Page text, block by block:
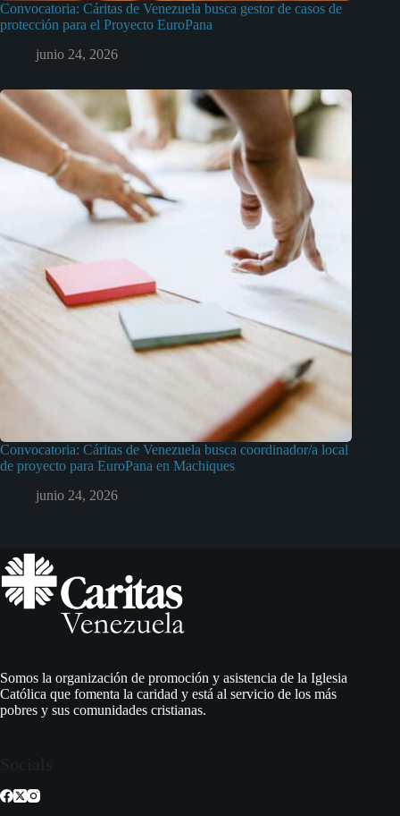
Convocatoria: Cáritas de Venezuela busca gestor de casos de
protección para el Proyecto EuroPana
junio 24, 2026
Convocatoria: Cáritas de Venezuela busca coordinador/a local
de proyecto para EuroPana en Machiques
junio 24, 2026
Somos la organización de promoción y asistencia de la Iglesia
Católica que fomenta la caridad y está al servicio de los más
pobres y sus comunidades cristianas.